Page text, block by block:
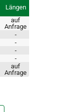
Längen
auf
Anfrage
-
-
-
-
auf
Anfrage